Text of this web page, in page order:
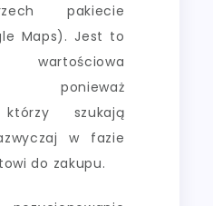
pakiecie
Maps). Jest to
ponieważ
którzy szukają
w fazie
do zakupu.